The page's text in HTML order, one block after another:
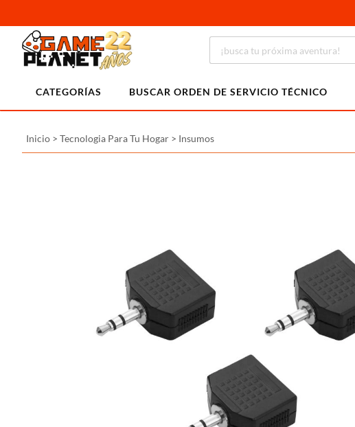
CATEGORÍAS BUSCAR ORDEN DE SERVICIO TÉCNICO
Inicio > Tecnologia Para Tu Hogar > Insumos